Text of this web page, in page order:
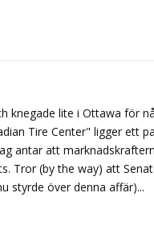
knegade lite i Ottawa för
Tire Center" ligger ett
antar att
Tror (by the way) att
styrde över denna affär)...